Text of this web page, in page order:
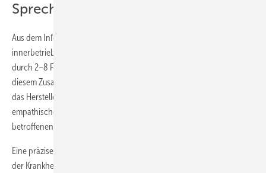
Sprechstunde
Aus dem Infokasten gehen die wesentlichen Inhalte dieses
innerbetrieblichen Erstkontakts hervor (der in einigen Modellen
durch 2–8 Folgestunden prozessartig erweitert wurde, siehe in
diesem Zusammenhang auch Hölzer 2012). Vorrang hat in jedem Fall
das Herstellen einer vertrauensvollen Beziehung und ein
empathisches Verständnis der (inneren) Situation des jeweilig
betroffenen Mitarbeiters.
Eine präzise diagnostische Einschätzung bzw. eine eindeutige Klärung
der Krankheitsursachen – so wichtig sie für das Verständnis der